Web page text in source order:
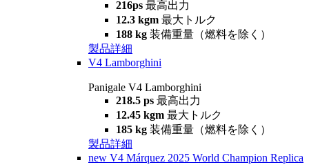
216ps 最高出力
12.3 kgm 最大トルク
188 kg 装備重量（燃料を除く）
製品詳細
V4 Lamborghini
Panigale V4 Lamborghini
218.5 ps 最高出力
12.45 kgm 最大トルク
185 kg 装備重量（燃料を除く）
製品詳細
new V4 Márquez 2025 World Champion Replica